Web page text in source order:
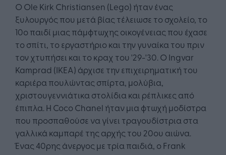
Ο Ole Kirk Christiansen (Lego) ήταν ένας
ξυλουργός που μετά βίας τέλειωσε το σχολείο, το
10ο παιδί μιας πάμφτωχης οικογένειας που έχασε
το σπίτι, το εργαστήριο και την γυναίκα του πριν
τον χτυπήσει και το κραχ του '29-'30. Ο Ingvar
Kamprad (IKEA) άρχισε την επιχειρηματική του
καριέρα πουλώντας σπίρτα, μολύβια,
χριστουγεννιάτικα στολίδια και ρέπλικες από
έπιπλα. Η Coco Chanel ήταν μια φτωχή μοδίστρα
που προσπαθούσε να γίνει τραγουδίστρια στα
γαλλικά καμπαρέ της αρχής του 20ου αιώνα.
Ένας 40ρης άνεργος με τρία παιδιά, ο Frank